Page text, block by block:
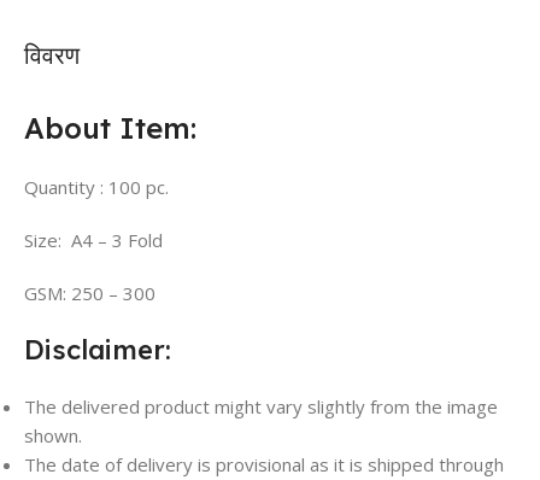
विवरण
About Item:
Quantity : 100 pc.
Size: A4 – 3 Fold
GSM: 250 – 300
Disclaimer:
The delivered product might vary slightly from the image
shown.
The date of delivery is provisional as it is shipped through